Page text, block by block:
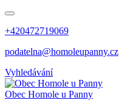
+420472719069
podatelna@homoleupanny.cz
Vyhledávání
Obec Homole u Panny